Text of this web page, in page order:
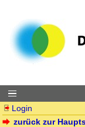
Login
zurück zur